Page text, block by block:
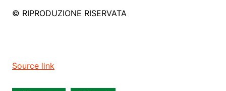
© RIPRODUZIONE RISERVATA
Source link